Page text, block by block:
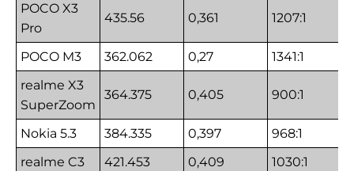
POCO X3
Pro
435.56 0,361 1207:1
POCO M3 362.062 0,27
1341:1
realme X3
SuperZoom
364.375 0,405 900:1
Nokia 5.3 384.335 0,397
968:1
realme C3
421.453 0,409
1030:1